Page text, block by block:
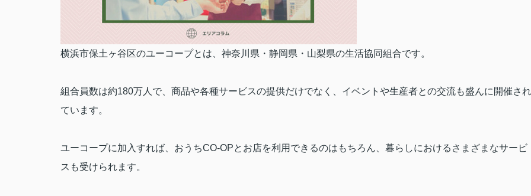
横浜市保土ヶ谷区のユーコープとは、神奈川県・静岡県・山梨県の生活協同組合です。
組合員数は約180万人で、商品や各種サービスの提供だけでなく、イベントや生産者との交流も盛んに開催され
ています。
ユーコープに加入すれば、おうちCO-OPとお店を利用できるのはもちろん、暮らしにおけるさまざまなサービ
スも受けられます。